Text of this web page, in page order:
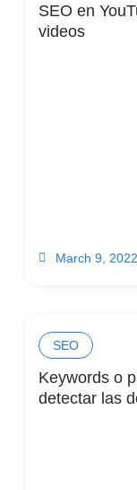
SEO en
videos
March 9, 2022
SEO
Keywords o
detectar las